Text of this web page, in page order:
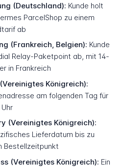
(Deutschland): Kunde holt
ParcelShop zu einem
ab
(Frankreich, Belgien): Kunde
Relay-Paketpoint ab, mit 14-
in Frankreich
Königreich):
am folgenden Tag für
(Vereinigtes Königreich):
Lieferdatum bis zu
Bestellzeitpunkt
(Vereinigtes Königreich): Ein